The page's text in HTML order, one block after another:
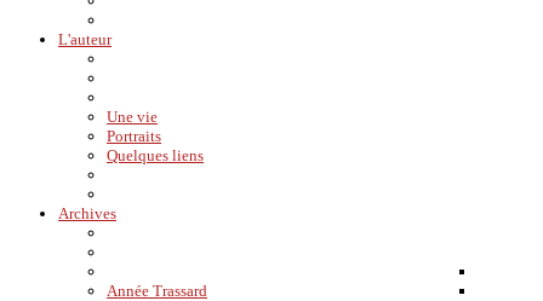
L'auteur
Une vie
Portraits
Quelques liens
Archives
Année Trassard